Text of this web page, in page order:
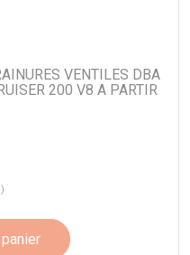
VENTILES DBA
200 V8 A PARTIR